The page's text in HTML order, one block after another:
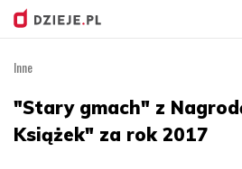
treści
Inne
"Stary gmach" z
Książek" za rok 2017